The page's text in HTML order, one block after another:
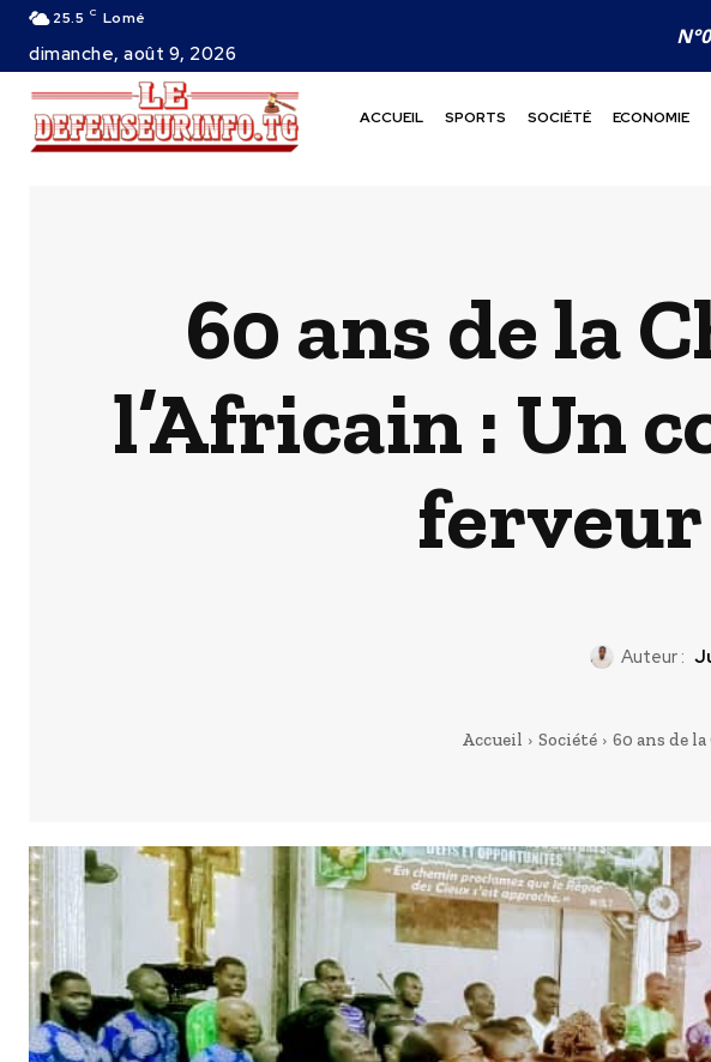
25.5 C Lomé
dimanche, août 9, 2026
ACCUEIL SPORTS SOCIÉTÉ ECONOMIE
60 ans de la
l’Africain : Un
Auteur :
Accueil Société 60 ans de